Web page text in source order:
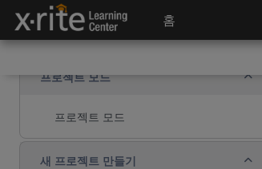
메인 콘텐츠로 건너뛰기
홈
새 고객 생성
프로젝트 모드 축소
프로젝트 모드
새 프로젝트 만들기 축소